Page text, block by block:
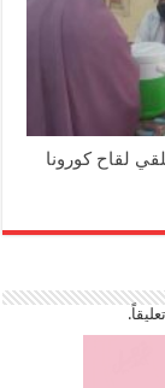
لقاح كورونا